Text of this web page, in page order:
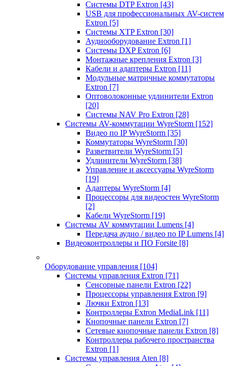
Системы DTP Extron [43]
USB для профессиональных AV-систем
Extron [5]
Системы XTP Extron [30]
Аудиооборудование Extron [1]
Системы DXP Extron [6]
Монтажные крепления Extron [3]
Кабели и адаптеры Extron [11]
Модульные матричные коммутаторы
Extron [7]
Оптоволоконные удлинители Extron
[20]
Системы NAV Pro Extron [28]
Системы AV-коммутации WyreStorm [152]
Видео по IP WyreStorm [35]
Коммутаторы WyreStorm [30]
Разветвители WyreStorm [5]
Удлинители WyreStorm [38]
Управление и аксессуары WyreStorm
[19]
Адаптеры WyreStorm [4]
Процессоры для видеостен WyreStorm
[2]
Кабели WyreStorm [19]
Системы AV коммутации Lumens [4]
Передача аудио / видео по IP Lumens [4]
Видеоконтроллеры и ПО Forsite [8]
Оборудование управления [104]
Системы управления Extron [71]
Сенсорные панели Extron [22]
Процессоры управления Extron [9]
Лючки Extron [13]
Контроллеры Extron MediaLink [11]
Кнопочные панели Extron [7]
Сетевые кнопочные панели Extron [8]
Контроллеры рабочего пространства
Extron [1]
Системы управления Aten [8]